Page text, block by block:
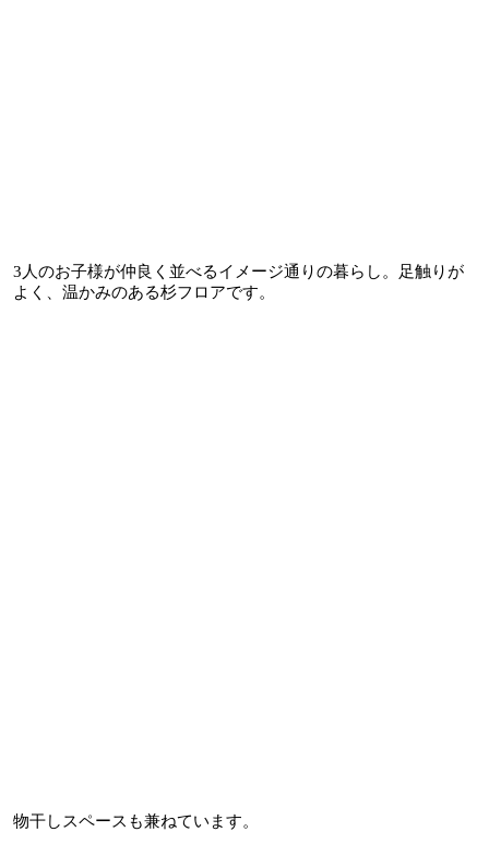
3人のお子様が仲良く並べるイメージ通りの暮らし。足触りが
よく、温かみのある杉フロアです。
物干しスペースも兼ねています。